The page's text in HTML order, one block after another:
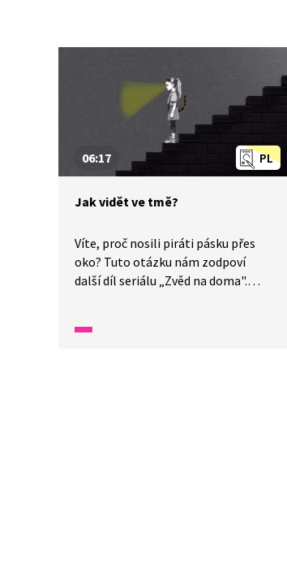
PL
06:17
Jak vidět ve tmě?
Víte, proč nosili piráti pásku přes
oko? Tuto otázku nám zodpoví
další díl seriálu „Zvěd na doma".
vyzkoušet, jak se lidské oko